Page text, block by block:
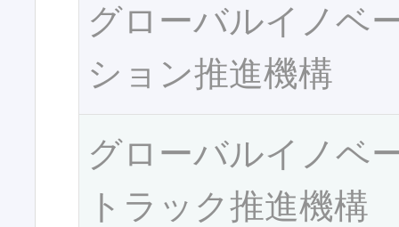
グローバルイノベ
ション推進機構
グローバルイノベ
トラック推進機構